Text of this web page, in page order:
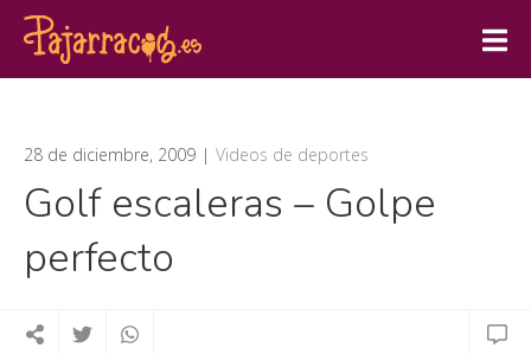
28 de diciembre, 2009 Videos de deportes
Golf escaleras – Golpe
perfecto